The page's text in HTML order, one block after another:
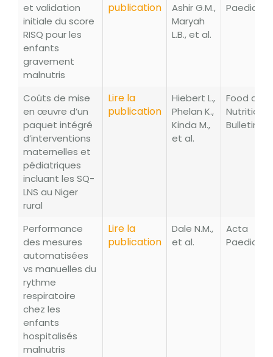
et validation
initiale du score
RISQ pour les
enfants
gravement
malnutris
publication
Ashir G.M.,
Maryah
L.B., et al.
Coûts de mise
en œuvre d’un
paquet intégré
d’interventions
maternelles et
pédiatriques
incluant les SQ-
LNS au Niger
rural
Lire la
publication
Hiebert L.,
Phelan K.,
Kinda M.,
et al.
Food and
Nutrition
Bulletin
Performance
des mesures
automatisées
vs manuelles du
rythme
respiratoire
chez les
enfants
hospitalisés
malnutris
Lire la
publication
Dale N.M.,
et al.
Acta